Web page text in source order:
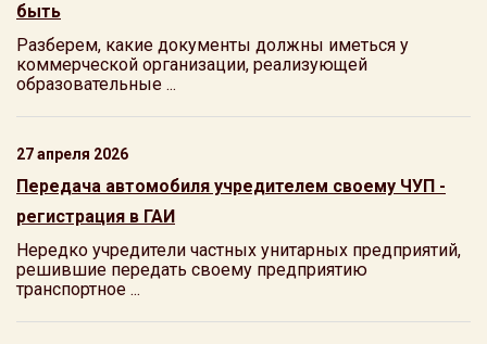
быть
Разберем, какие документы должны иметься у
коммерческой организации, реализующей
образовательные ...
27 апреля 2026
Передача автомобиля учредителем своему ЧУП -
регистрация в ГАИ
Нередко учредители частных унитарных предприятий,
решившие передать своему предприятию
транспортное ...